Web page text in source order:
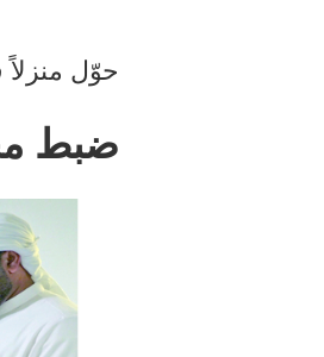
حوّل منزلاً
ضبط